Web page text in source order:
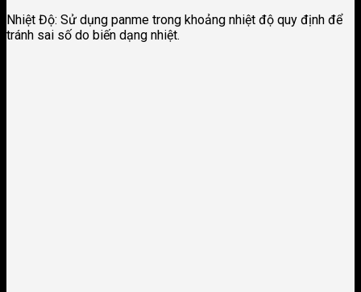
Nhiệt Độ: Sử dụng panme trong khoảng nhiệt độ quy định để
tránh sai số do biến dạng nhiệt.